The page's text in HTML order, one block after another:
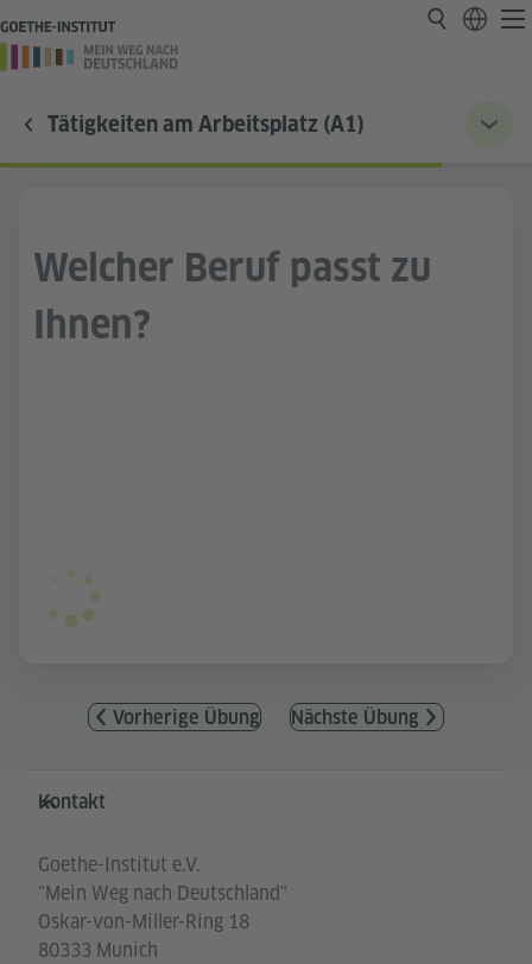
Tätigkeiten am Arbeitsplatz (A1)
Welcher Beruf passt zu
Ihnen?
Vorherige Übung Nächste Übung
Service- und Informationsbereich
Kontakt
Goethe-Institut e.V.
"Mein Weg nach Deutschland"
Oskar-von-Miller-Ring 18
80333 Munich